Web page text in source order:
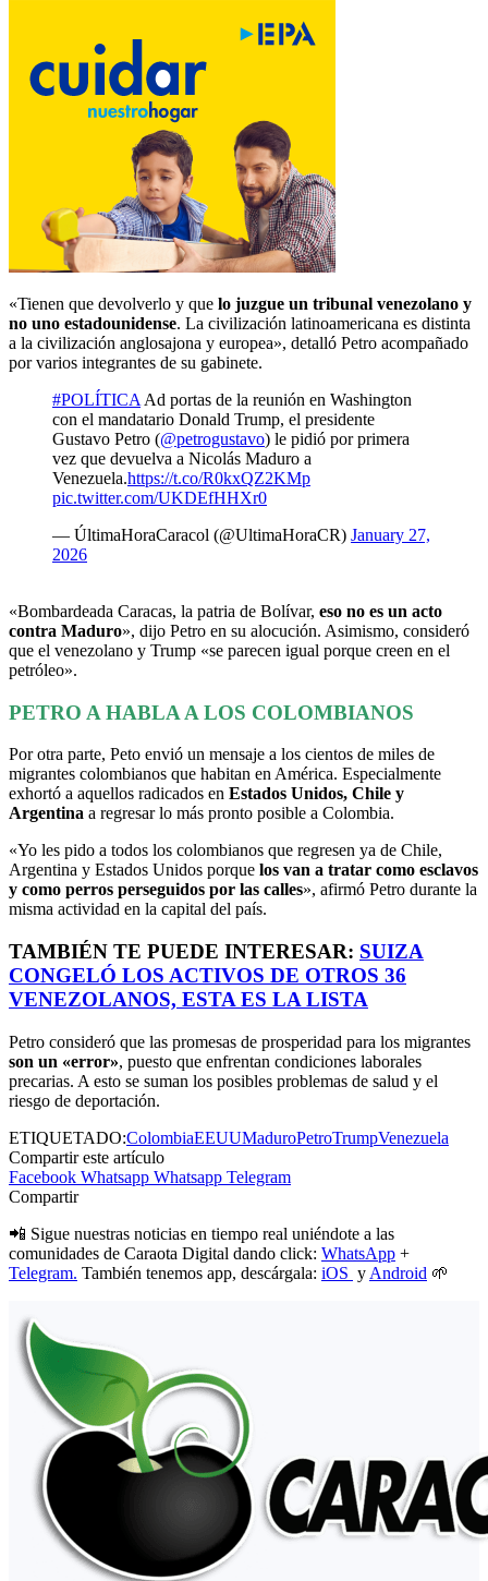
«Tienen que devolverlo y que lo juzgue un tribunal venezolano y
no uno estadounidense. La civilización latinoamericana es distinta
a la civilización anglosajona y europea», detalló Petro acompañado
por varios integrantes de su gabinete.
#POLÍTICA Ad portas de la reunión en Washington
con el mandatario Donald Trump, el presidente
Gustavo Petro (@petrogustavo) le pidió por primera
vez que devuelva a Nicolás Maduro a
Venezuela.https://t.co/R0kxQZ2KMp
pic.twitter.com/UKDEfHHXr0
— ÚltimaHoraCaracol (@UltimaHoraCR) January 27,
2026
«Bombardeada Caracas, la patria de Bolívar, eso no es un acto
contra Maduro», dijo Petro en su alocución. Asimismo, consideró
que el venezolano y Trump «se parecen igual porque creen en el
petróleo».
PETRO A HABLA A LOS COLOMBIANOS
Por otra parte, Peto envió un mensaje a los cientos de miles de
migrantes colombianos que habitan en América. Especialmente
exhortó a aquellos radicados en Estados Unidos, Chile y
Argentina a regresar lo más pronto posible a Colombia.
«Yo les pido a todos los colombianos que regresen ya de Chile,
Argentina y Estados Unidos porque los van a tratar como esclavos
y como perros perseguidos por las calles», afirmó Petro durante la
misma actividad en la capital del país.
TAMBIÉN TE PUEDE INTERESAR: SUIZA
CONGELÓ LOS ACTIVOS DE OTROS 36
VENEZOLANOS, ESTA ES LA LISTA
Petro consideró que las promesas de prosperidad para los migrantes
son un «error», puesto que enfrentan condiciones laborales
precarias. A esto se suman los posibles problemas de salud y el
riesgo de deportación.
ETIQUETADO:ColombiaEEUUMaduroPetroTrumpVenezuela
Compartir este artículo
Facebook Whatsapp Whatsapp Telegram
Compartir
📲 Sigue nuestras noticias en tiempo real uniéndote a las
comunidades de Caraota Digital dando click: WhatsApp +
Telegram. También tenemos app, descárgala: iOS y Android 🌱